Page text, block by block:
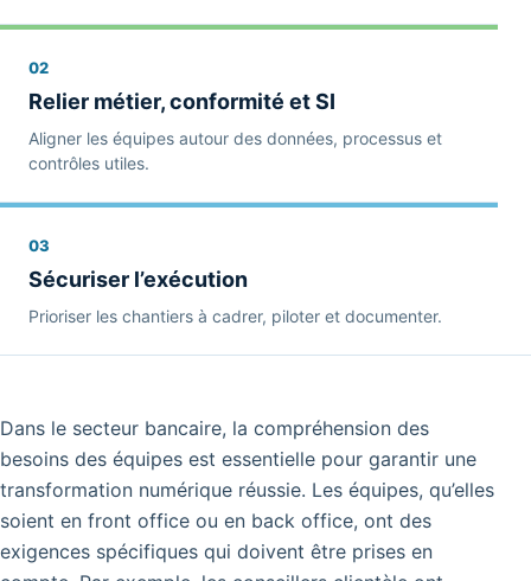
02
Relier métier, conformité et SI
Aligner les équipes autour des données, processus et
contrôles utiles.
03
Sécuriser l’exécution
Prioriser les chantiers à cadrer, piloter et documenter.
Dans le secteur bancaire, la compréhension des
besoins des équipes est essentielle pour garantir une
transformation numérique réussie. Les équipes, qu’elles
soient en front office ou en back office, ont des
exigences spécifiques qui doivent être prises en